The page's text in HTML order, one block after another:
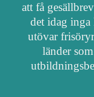
att få
det idag
utövar
länder